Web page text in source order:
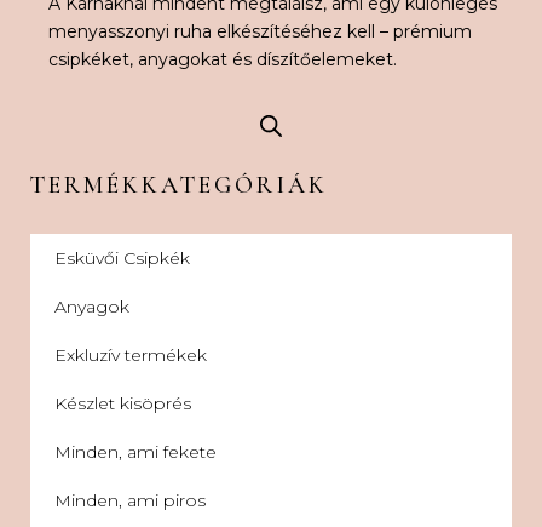
menyasszonyi ruha elkészítéséhez kell – prémium
csipkéket, anyagokat és díszítőelemeket.
TERMÉKKATEGÓRIÁK
Esküvői Csipkék
Anyagok
Exkluzív termékek
Készlet kisöprés
Minden, ami fekete
Minden, ami piros